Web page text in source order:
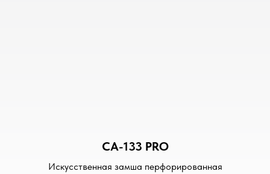
CA-133 PRO
Искусственная замша перфорированная